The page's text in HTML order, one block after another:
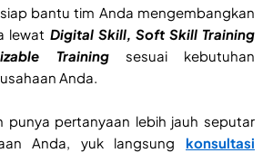
bantu tim Anda mengembangkan
lewat Digital Skill, Soft Skill Training
Trainingsesuai kebutuhan
Anda.
punya pertanyaan lebih jauh seputar
Anda, yuk langsung konsultasi